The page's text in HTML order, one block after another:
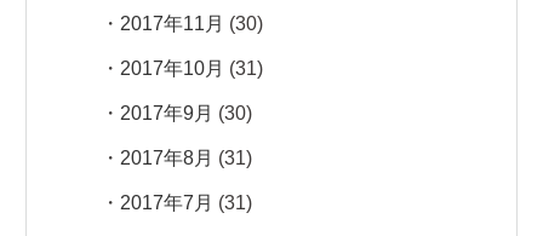
2017年11月 (30)
2017年10月 (31)
2017年9月 (30)
2017年8月 (31)
2017年7月 (31)